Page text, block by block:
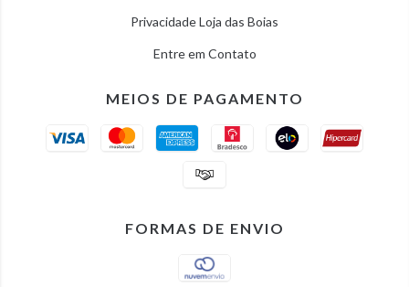
Privacidade Loja das Boias
Entre em Contato
MEIOS DE PAGAMENTO
FORMAS DE ENVIO